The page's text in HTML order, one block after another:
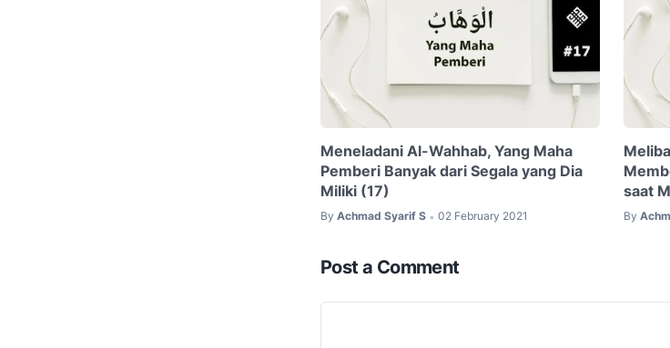
Meneladani Al-Wahhab, Yang Maha
Pemberi Banyak dari Segala yang Dia
Miliki (17)
By Achmad Syarif S • 02 February 2021
saat
By
Post a Comment